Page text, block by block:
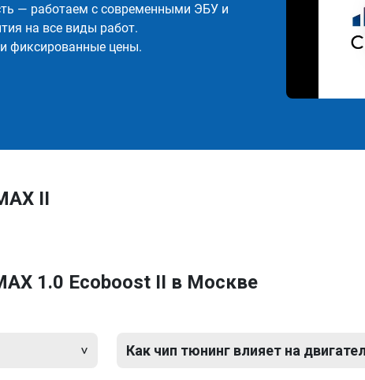
— работаем с современными ЭБУ и
на все виды работ.
фиксированные цены.
II
1.0 Ecoboost II в Москве
Как чип тюнинг влияет на